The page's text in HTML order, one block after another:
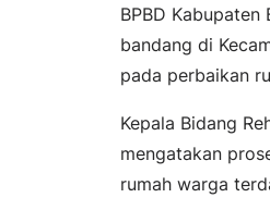
BPBD
bandang di
pada perbaikan
Kepala Bidang
mengatakan
rumah warga